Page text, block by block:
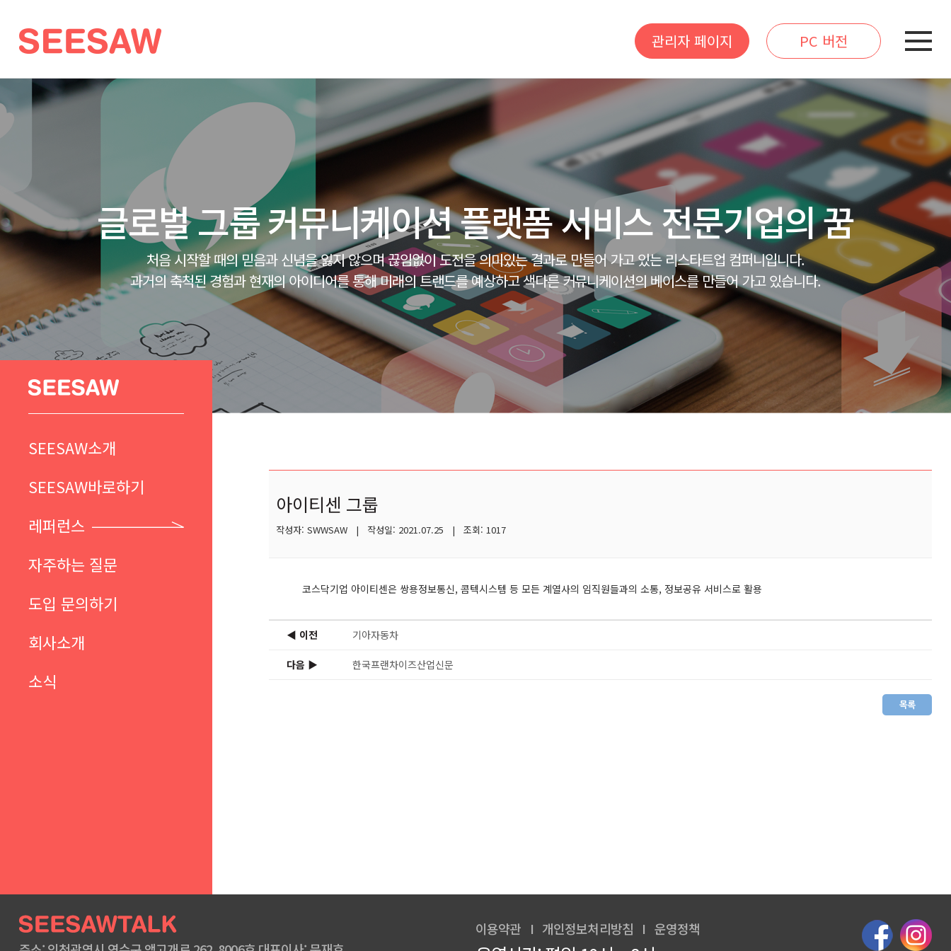
관리자 페이지 PC 버전
글로벌 그룹 커뮤니케이션 플랫폼 서비스 전문기업의 꿈
처음 시작할 때의 믿음과 신념을 잃지 않으며 끊임없이 도전을 의미있는 결과로 만들어 가고 있는 리스타트업 컴퍼니입니다.
과거의 축척된 경험과 현재의 아이디어를 통해 미래의 트랜드를 예상하고 색다른 커뮤니케이션의 베이스를 만들어 가고 있습니다.
SEESAW소개
SEESAW바로하기
레퍼런스
자주하는 질문
도입 문의하기
회사소개
소식
아이티센 그룹
작성자: SWWSAW | 작성일: 2021.07.25 | 조회: 1017
코스닥기업 아이티센은 쌍용정보통신, 콤텍시스템 등 모든 계열사의 임직원들과의 소통, 정보공유 서비스로 활용
◀ 이전 기아자동차
다음 ▶ 한국프랜차이즈산업신문
이용약관 I 개인정보처리방침 I 운영정책